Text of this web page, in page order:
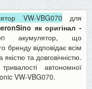
VW-VBG070 для
як оригінал -
акумулятор, що
бренду відповідає всім
та довговічністю.
автономної
VW-VBG070.